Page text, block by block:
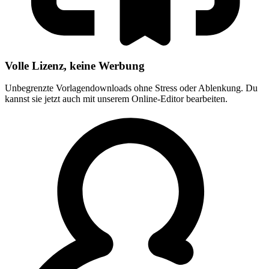
Volle Lizenz, keine Werbung
Unbegrenzte Vorlagendownloads ohne Stress oder Ablenkung. Du
kannst sie jetzt auch mit unserem Online-Editor bearbeiten.